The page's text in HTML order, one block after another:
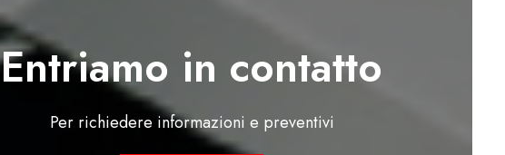
Entriamo in contatto
Per richiedere informazioni e preventivi